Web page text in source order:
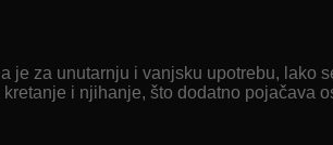
je za unutarnju i vanjsku upotrebu,
i njihanje, što dodatno pojačava